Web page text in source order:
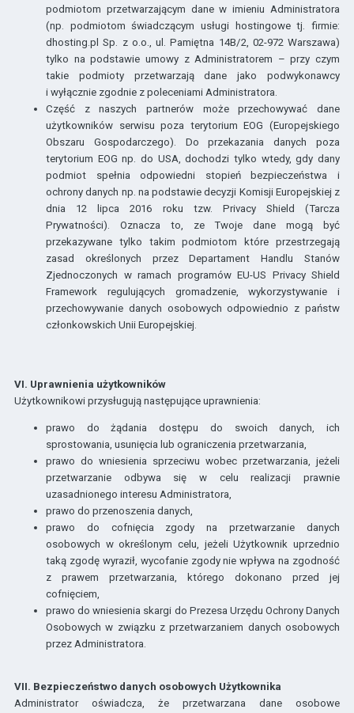
podmiotom przetwarzającym dane w imieniu Administratora
(np. podmiotom świadczącym usługi hostingowe tj. firmie:
dhosting.pl Sp. z o.o., ul. Pamiętna 14B/2, 02-972 Warszawa)
tylko na podstawie umowy z Administratorem – przy czym
takie podmioty przetwarzają dane jako podwykonawcy
i wyłącznie zgodnie z poleceniami Administratora.
Część z naszych partnerów może przechowywać dane
użytkowników serwisu poza terytorium EOG (Europejskiego
Obszaru Gospodarczego). Do przekazania danych poza
terytorium EOG np. do USA, dochodzi tylko wtedy, gdy dany
podmiot spełnia odpowiedni stopień bezpieczeństwa i
ochrony danych np. na podstawie decyzji Komisji Europejskiej z
dnia 12 lipca 2016 roku tzw. Privacy Shield (Tarcza
Prywatności). Oznacza to, ze Twoje dane mogą być
przekazywane tylko takim podmiotom które przestrzegają
zasad określonych przez Departament Handlu Stanów
Zjednoczonych w ramach programów EU-US Privacy Shield
Framework regulujących gromadzenie, wykorzystywanie i
przechowywanie danych osobowych odpowiednio z państw
członkowskich Unii Europejskiej.
VI. Uprawnienia użytkowników
Użytkownikowi przysługują następujące uprawnienia:
prawo do żądania dostępu do swoich danych, ich
sprostowania, usunięcia lub ograniczenia przetwarzania,
prawo do wniesienia sprzeciwu wobec przetwarzania, jeżeli
przetwarzanie odbywa się w celu realizacji prawnie
uzasadnionego interesu Administratora,
prawo do przenoszenia danych,
prawo do cofnięcia zgody na przetwarzanie danych
osobowych w określonym celu, jeżeli Użytkownik uprzednio
taką zgodę wyraził, wycofanie zgody nie wpływa na zgodność
z prawem przetwarzania, którego dokonano przed jej
cofnięciem,
prawo do wniesienia skargi do Prezesa Urzędu Ochrony Danych
Osobowych w związku z przetwarzaniem danych osobowych
przez Administratora.
VII. Bezpieczeństwo danych osobowych Użytkownika
Administrator oświadcza, że przetwarzana dane osobowe